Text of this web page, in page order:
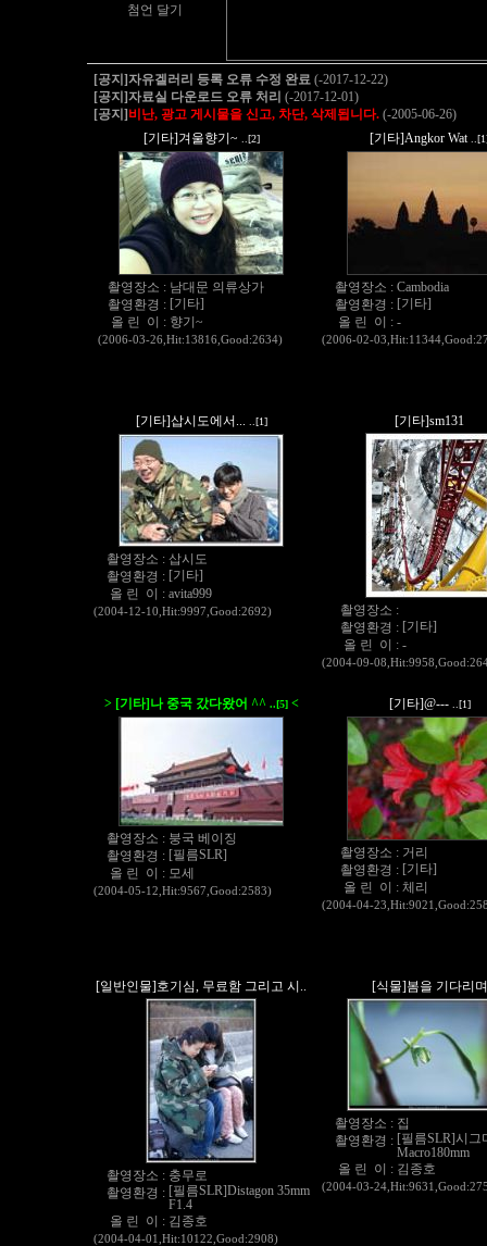
첨언 달기
[공지]자유겔러리 등록 오류 수정 완료 (-2017-12-22)
[공지]자료실 다운로드 오류 처리 (-2017-12-01)
[공지] 비난, 광고 게시물을 신고, 차단, 삭제됩니다. (-2005-06-26)
[기타]겨울향기~
..[2]
촬영장소 : 남대문 의류상가
촬영환경 : [기타]
올 린 이 : 향기~
(2006-03-26,Hit:13816,Good:2634)
[기타]Angkor Wat
촬영장소 : Cambodia
촬영환경 : [기타]
올 린 이 : -
(2006-02-
[기타]삽시도에서... ..[1]
촬영장소 : 삽시도
촬영환경 : [기타]
올 린 이 : avita999
(2004-12-10,Hit:9997,Good:2692)
[기타]sm131
촬영장소 :
촬영환경 : [기타]
올 린 이 : -
(2004-09-
> [기타]나 중국 갔다왔어 ^^ ..[5]<
촬영장소 : 붕국 베이징
촬영환경 : [필름SLR]
올 린 이 : 모세
(2004-05-12,Hit:9567,Good:2583)
[기타]@--- ..[1]
촬영장소 : 거리
촬영환경 : [기타]
올 린 이 : 체리
(2004-04-
[일반인물]호기심, 무료함 그리고 시..
촬영장소 : 충무로
촬영환경 : [필름SLR]Distagon 35mm
F1.4
올 린 이 : 김종호
(2004-04-01,Hit:10122,Good:2908)
[식물]봄을 기다리며
촬영장소 : 집
촬영환경 : [필름SLR]시그
Macro180mm
올 린 이 : 김종호
(2004-03-